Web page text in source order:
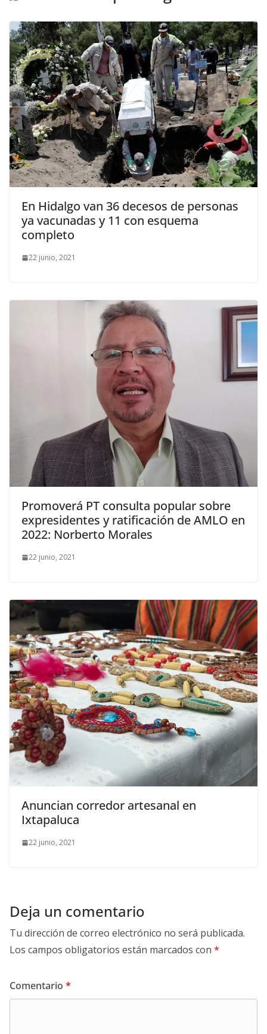
En Hidalgo van 36 decesos de personas
ya vacunadas y 11 con esquema
completo
22 junio, 2021
Promoverá PT consulta popular sobre
expresidentes y ratificación de AMLO en
2022: Norberto Morales
22 junio, 2021
Anuncian corredor artesanal en
Ixtapaluca
22 junio, 2021
Deja un comentario
Tu dirección de correo electrónico no será publicada.
Los campos obligatorios están marcados con *
Comentario *